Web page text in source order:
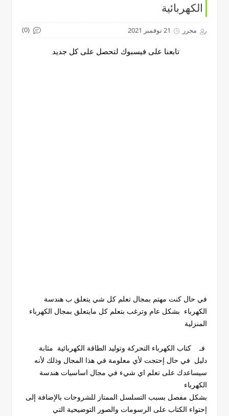
الكهربائية
محرر 21 نوفمبر 2021 (0)
تابعنا على فيسبوك لتحصل على كل جديد
في حال كنت مهتم بمجال تعلم كل شي يتعلق ب هندسة
الكهرباء بشكل عام وترغب بتعلم كل مايتعلق بمجال الكهرباء
المنزلية
فـ كتاب الكهرباء التحركة وتوليد الطاقة الكهربائية مثابة
دليل في حال إحتجت لأي معلومة في هذا المجال وذلك لأنه
سيساعدك على تعلم اي شيء في مجال اساسيات هندسة
الكهرباء
بشكل مفصل بسبب التسلسل الممتاز للشروحات بالإضافة إلى
إحتواء الكتاب على الرسومات والصور التوضيحية التي